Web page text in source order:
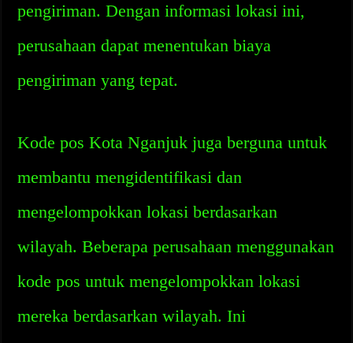
pengiriman. Dengan informasi lokasi ini,
perusahaan dapat menentukan biaya
pengiriman yang tepat.
Kode pos Kota Nganjuk juga berguna untuk
membantu mengidentifikasi dan
mengelompokkan lokasi berdasarkan
wilayah. Beberapa perusahaan menggunakan
kode pos untuk mengelompokkan lokasi
mereka berdasarkan wilayah. Ini